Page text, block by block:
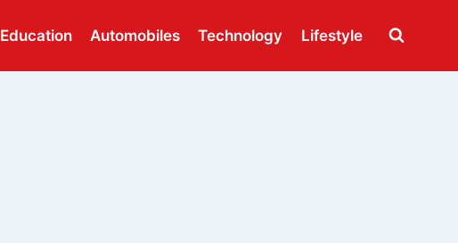
Education Automobiles Technology Lifestyle